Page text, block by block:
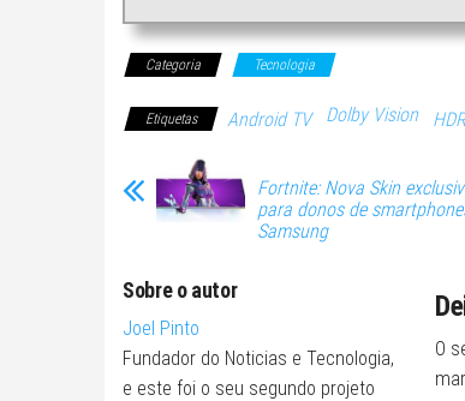
Categoria Tecnologia
Etiquetas Android TV Dolby Vision
Fortnite: Nova Skin
para donos de
Samsung
Sobre o autor
Joel Pinto
Fundador do Noticias e Tecnologia,
e este foi o seu segundo projeto
O